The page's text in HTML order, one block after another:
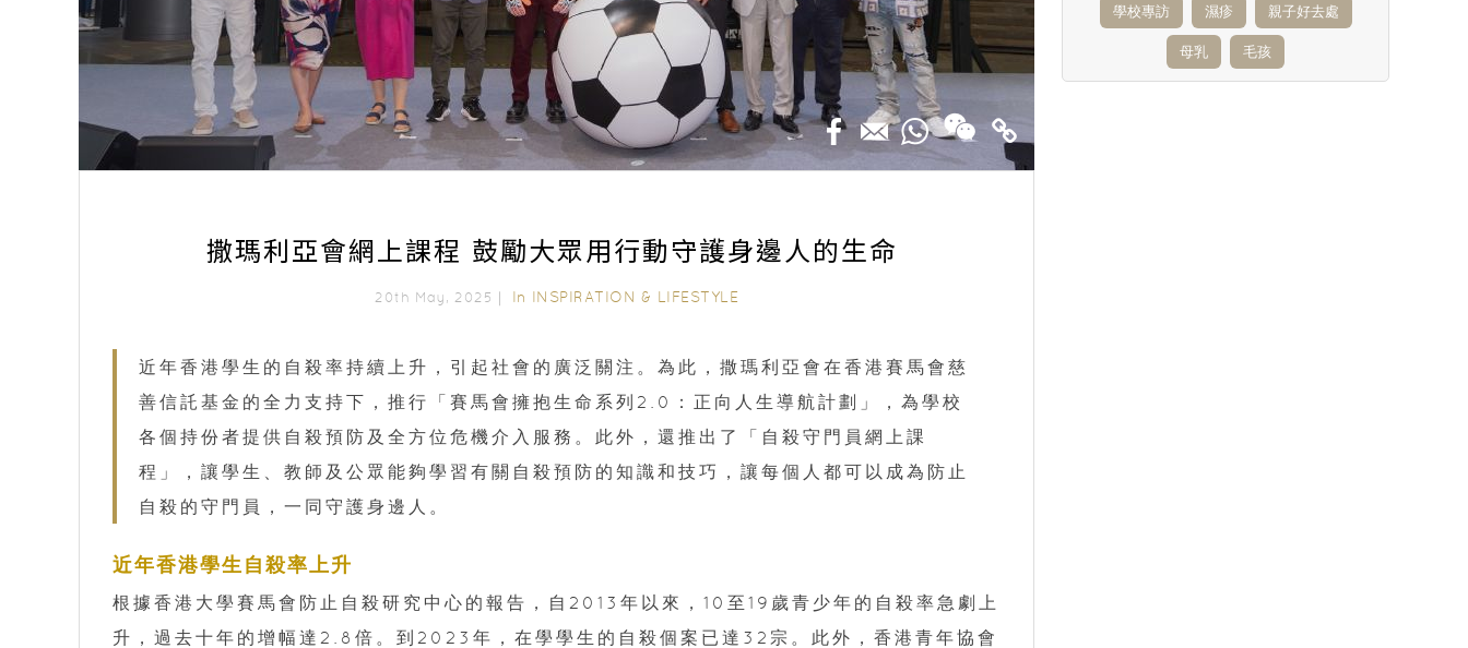
撒瑪利亞會網上課程 鼓勵大眾用行動守護身邊人的生命
20th May, 2025｜ In INSPIRATION & LIFESTYLE
近年香港學生的自殺率持續上升，引起社會的廣泛關注。為此，撒瑪利亞會在香港賽馬會慈
善信託基金的全力支持下，推行「賽馬會擁抱生命系列2.0：正向人生導航計劃」，為學校
各個持份者提供自殺預防及全方位危機介入服務。此外，還推出了「自殺守門員網上課
程」，讓學生、教師及公眾能夠學習有關自殺預防的知識和技巧，讓每個人都可以成為防止
自殺的守門員，一同守護身邊人。
近年香港學生自殺率上升
根據香港大學賽馬會防止自殺研究中心的報告，自2013年以來，10至19歲青少年的自殺率急劇上
升，過去十年的增幅達2.8倍。到2023年，在學學生的自殺個案已達32宗。此外，香港青年協會
學校專訪 濕疹 親子好去處
母乳 毛孩